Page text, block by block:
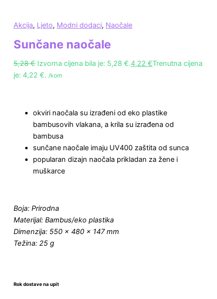
Akcija, Ljeto, Modni dodaci, Naočale
Sunčane naočale
5,28€ Izvorna cijena bila je: 5,28 €.4,22 €Trenutna cijena
je: 4,22 €. /kom
okviri naočala su izrađeni od eko plastike
bambusovih vlakana, a krila su izrađena od
bambusa
sunčane naočale imaju UV400 zaštita od sunca
popularan dizajn naočala prikladan za žene i
muškarce
Boja: Prirodna
Materijal: Bambus/eko plastika
Dimenzija: 550 x 480 x 147 mm
Težina: 25 g
Rok dostave na upit